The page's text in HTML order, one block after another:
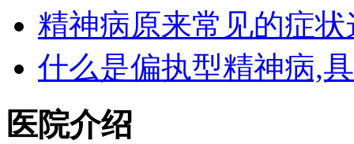
精神病原来常见的症
什么是偏执型精神病,
医院介绍